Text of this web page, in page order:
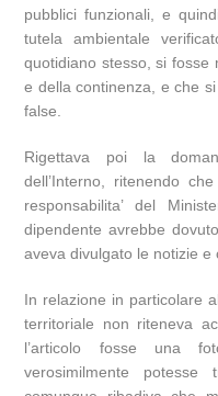
pubblici funzionali, e
tutela ambientale
quotidiano stesso, si fosse
e della continenza, e che
false.
Rigettava poi la
dell’Interno, ritenendo
responsabilita’ del
dipendente avrebbe
aveva divulgato le notizie e
In relazione in particolare
territoriale non riteneva
l’articolo fosse una
verosimilmente